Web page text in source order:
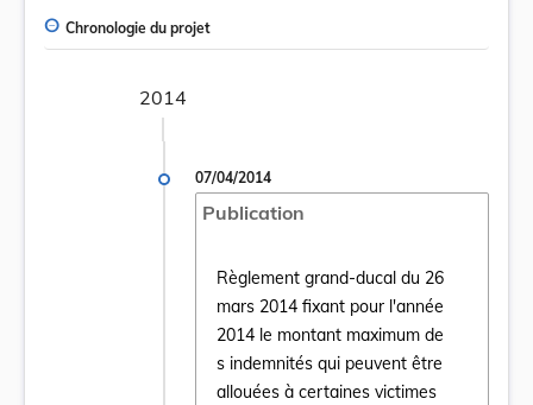
Chronologie du projet
2014
07/04/2014
Publication
Règlement grand-ducal du 26
mars 2014 fixant pour l'année
2014 le montant maximum de
s indemnités qui peuvent être
allouées à certaines victimes
Ouvrir le document Règlement grand-